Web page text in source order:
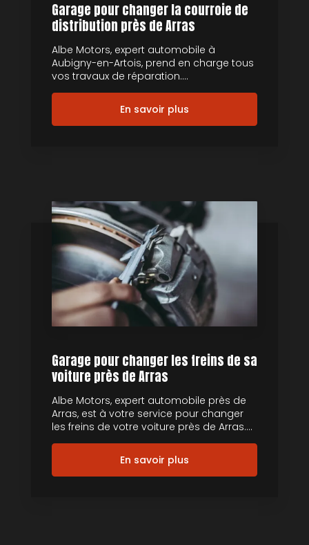
Garage pour changer la courroie de
distribution près de Arras
Albe Motors, expert automobile à
Aubigny-en-Artois, prend en charge tous
vos travaux de réparation....
En savoir plus
Garage pour changer les freins de sa
voiture près de Arras
Albe Motors, expert automobile près de
Arras, est à votre service pour changer
les freins de votre voiture près de Arras....
En savoir plus